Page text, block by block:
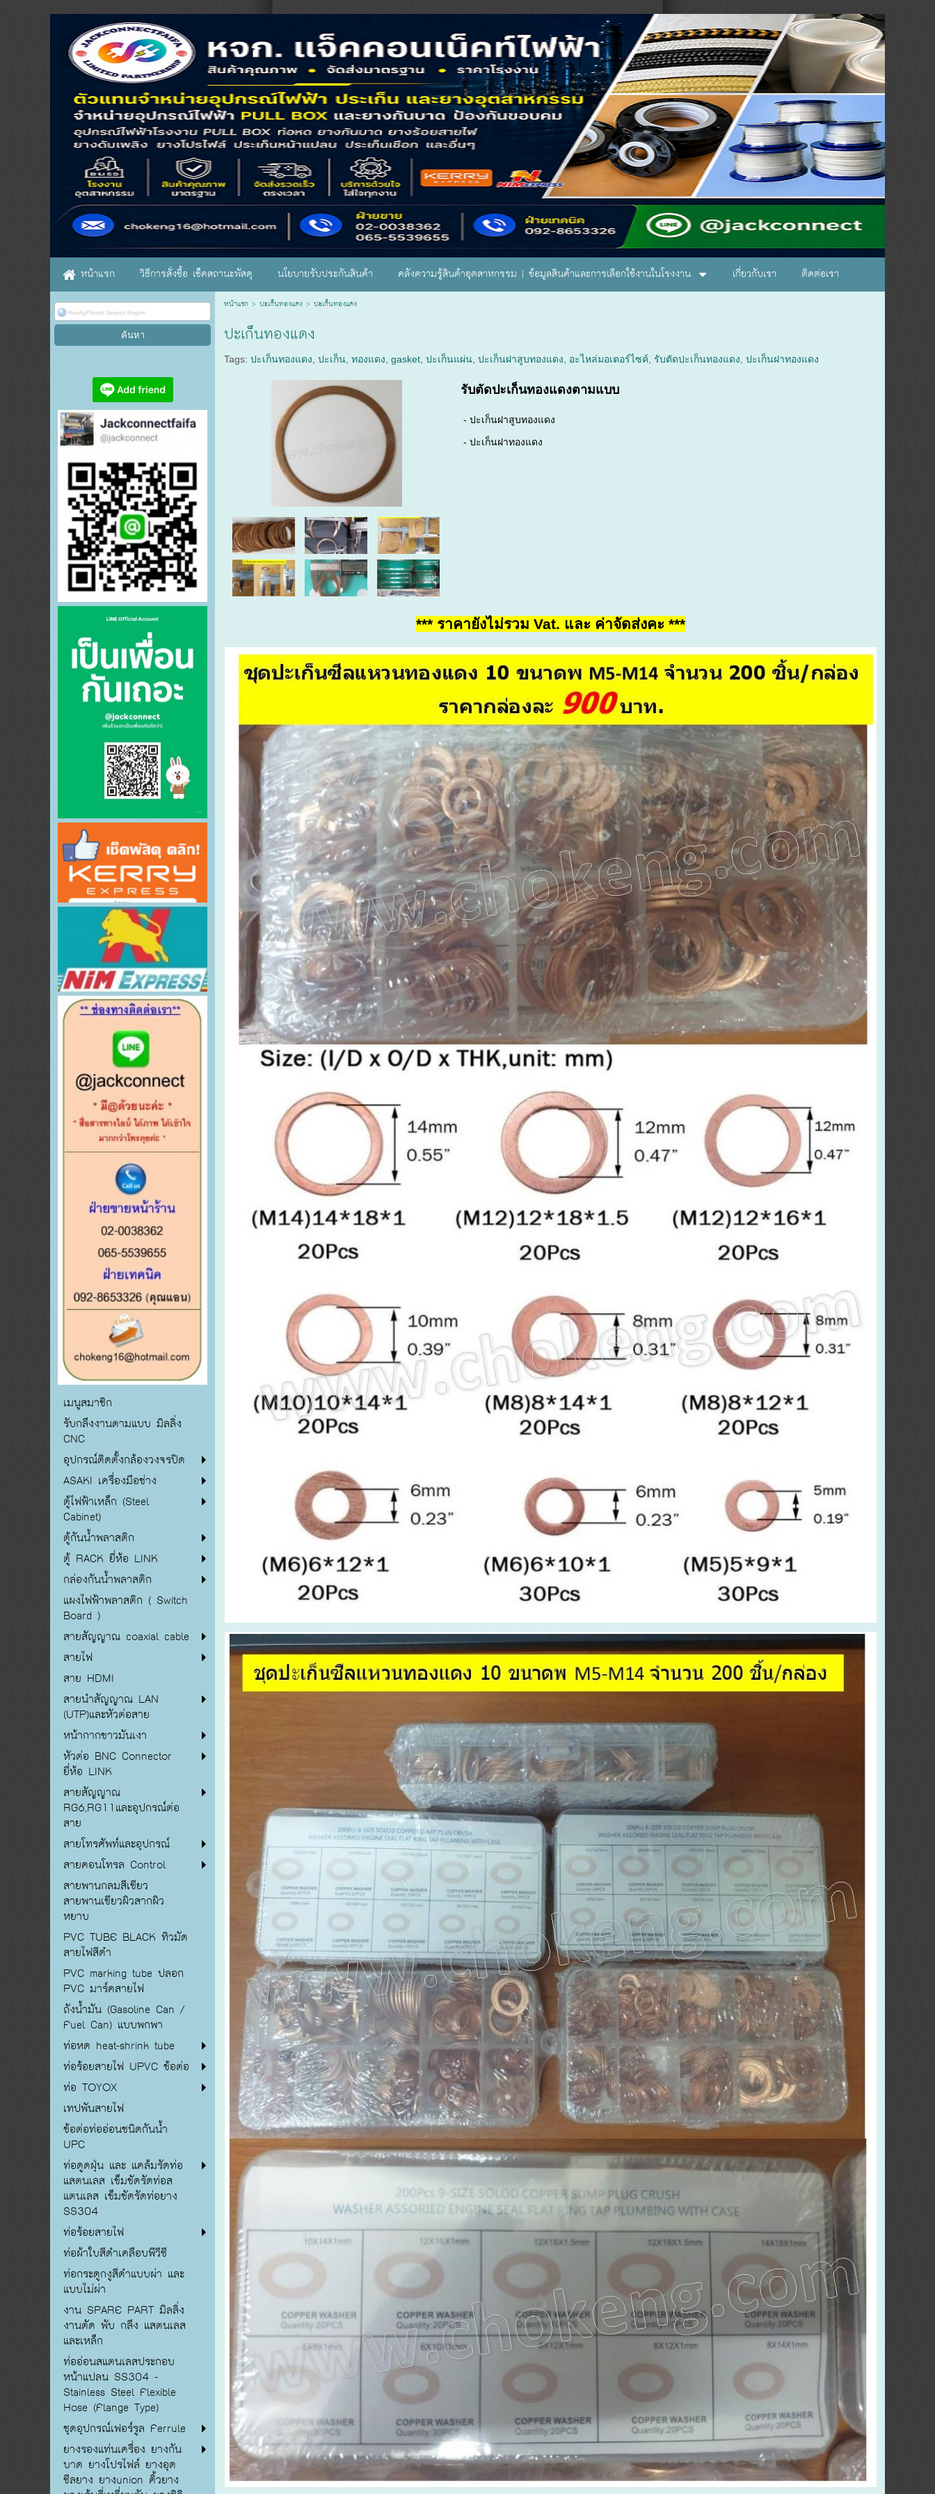
หน้าแรก วิธีการสั่งซื้อ เช็คสถานะพัสดุ นโยบายรับประกันสินค้า คลังความรู้สินค้าอุตสาหกรรม | ข้อมูลสินค้าและการเลือกใช้งานในโรงงาน เกี่ยวกับเรา ติดต่อเรา
เมนูสมาชิก
รับกลึงงานตามแบบ มิลลิ่ง
CNC
อุปกรณ์ติดตั้งกล้องวงจรปิด
ASAKI เครื่องมือช่าง
ตู้ไฟฟ้าเหล็ก (Steel
Cabinet)
ตู้กันน้ำพลาสติก
ตู้ RACK ยี่ห้อ LINK
กล่องกันน้ำพลาสติก
แผงไฟฟ้าพลาสติก ( Switch
Board )
สายสัญญาณ coaxial cable
สายไฟ
สาย HDMI
สายนำสัญญาณ LAN
(UTP)และหัวต่อสาย
หน้ากากขาวมันเงา
หัวต่อ BNC Connector
ยี่ห้อ LINK
สายสัญญาณ
RG6,RG11และอุปกรณ์ต่อ
สาย
สายโทรศัพท์และอุปกรณ์
สายคอนโทรล Control
สายพานกลมสีเขียว
สายพานเขียวผิวสากผิว
หยาบ
PVC TUBE BLACK ทิวมัด
สายไฟสีดำ
PVC marking tube ปลอก
PVC มาร์คสายไฟ
ถังน้ำมัน (Gasoline Can /
Fuel Can) แบบพกพา
ท่อหด heat-shrink tube
ท่อร้อยสายไฟ UPVC ข้อต่อ
ท่อ TOYOX
เทปพันสายไฟ
ข้อต่อท่ออ่อนชนิดกันน้ำ
UPC
ท่อดูดฝุ่น และ แคล้มรัดท่อ
แสตนเลส เข็มขัดรัดท่อส
แตนเลส เข็มขัดรัดท่อยาง
SS304
ท่อร้อยสายไฟ
ท่อผ้าใบสีดำเคลือบพีวีซี
ท่อกระดูกงูสีดำแบบผ่า และ
แบบไม่ผ่า
งาน SPARE PART มิลลิ่ง
งานตัด พับ กลึง แสตนเลส
และเหล็ก
ท่ออ่อนสแตนเลสประกอบ
หน้าแปลน SS304 -
Stainless Steel Flexible
Hose (Flange Type)
ชุดอุปกรณ์เฟอร์รูล Ferrule
ยางรองแท่นเครื่อง ยางกัน
บาด ยางโปรไฟล์ ยางอุด
ซีลยาง ยางunion คิ้วยาง
หน้าแรก > ปะเก็นทองแดง> ปะเก็นทองแดง
ปะเก็นทองแดง
Tags:ปะเก็นทองแดง ,ปะเก็น ,ทองแดง ,gasket ,ปะเก็นแผ่น ,ปะเก็นฝาสูบทองแดง อะไหล่มอเตอร์ไซค์ รับตัดปะเก็นทองแดง ,ปะเก็นฝาทองแดง
รับตัดปะเก็นทองแดงตามแบบ
- ปะเก็นฝาสูบทองแดง
- ปะเก็นฝาทองแดง
*** ราคายังไม่รวม Vat. และ ค่าจัดส่งคะ ***